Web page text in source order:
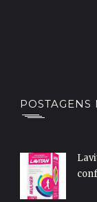
POSTAGENS